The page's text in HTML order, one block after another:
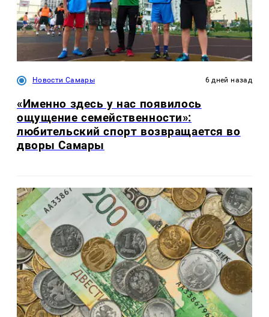
Новости Самары 6 дней назад
«Именно здесь у нас появилось
ощущение семейственности»:
любительский спорт возвращается во
дворы Самары